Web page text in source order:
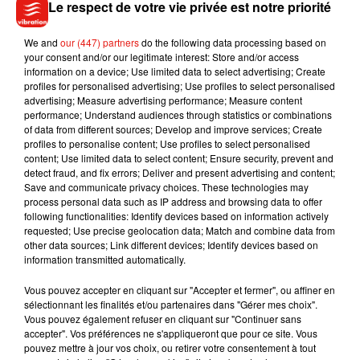
Vianney a donc fait la connaissancedu peuple Afar. "Les
Afars sont connus pour être de farouches guerriers. Une
population rebelle et insaisissable, qui façonne depuis des
milliers d’années un maquis isolé. Et aujourd'hui, la
modernité tape à la porte de leur sanctuaire",a
préciséFrance 2 dans un communiqué. Les fans ont hâte !
Musique
7 août 2026
Julien Lieb s’essaye à la vie de chatelain
dans son nouveau clip
Madonna sort enfin le remix de « Love
Le respect de votre vie privée est notre priorité
We and our (447) partnersdo the following data processing based on
your consent and/or our legitimate interest: Store and/or access
information on a device; Use limited data to select advertising; Create
profiles for personalised advertising; Use profiles to select personalised
advertising; Measure advertising performance; Measure content
performance; Understand audiences through statistics or combinations
of data from different sources; Develop and improve services; Create
profiles to personalise content; Use profiles to select personalised
content; Use limited data to select content; Ensure security, prevent and
detect fraud, and fix errors; Deliver and present advertising and content;
Save and communicate privacy choices. These technologies may
process personal data such as IP address and browsing data to offer
following functionalities: Identify devices based on information actively
requested; Use precise geolocation data; Match and combine data from
other data sources; Link different devices; Identify devices based on
information transmitted automatically.
Vous pouvez accepter en cliquant sur "Accepter et fermer", ou affiner en
sélectionnant les finalités et/ou partenaires dans "Gérer mes choix".
Vous pouvez également refuser en cliquant sur "Continuer sans
accepter". Vos préférences ne s'appliqueront que pour ce site. Vous
pouvez mettre à jour vos choix, ou retirer votre consentement à tout